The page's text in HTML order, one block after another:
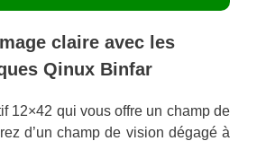
claire avec les
Qinux Binfar
12×42 qui vous offre un champ de
d’un champ de vision dégagé à